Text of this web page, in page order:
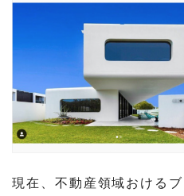
現在、不動産領域おける